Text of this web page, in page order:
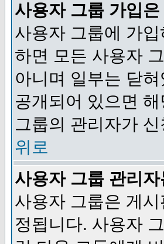
사용자 그룹 가입
사용자 그룹에 가
하면 모든 사용자
아니며 일부는 닫
공개되어 있으면
그룹의 관리자가
위로
사용자 그룹 관리
사용자 그룹은 게
정됩니다. 사용자